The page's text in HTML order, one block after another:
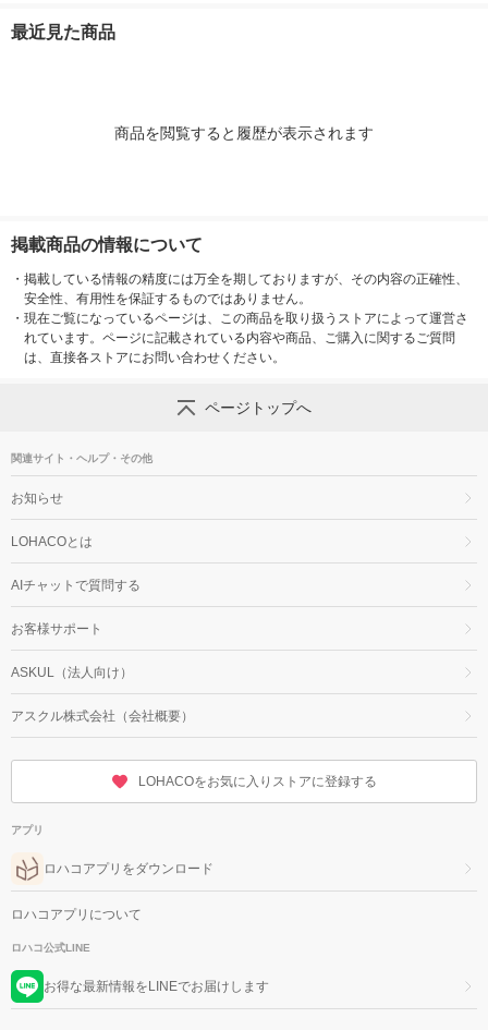
最近見た商品
商品を閲覧すると履歴が表示されます
掲載商品の情報について
・ 掲載している情報の精度には万全を期しておりますが、その内容の正確性、
安全性、有用性を保証するものではありません。
・ 現在ご覧になっているページは、この商品を取り扱うストアによって運営さ
れています。ページに記載されている内容や商品、ご購入に関するご質問
は、直接各ストアにお問い合わせください。
ページトップへ
関連サイト・ヘルプ・その他
お知らせ
LOHACOとは
AIチャットで質問する
お客様サポート
ASKUL（法人向け）
アスクル株式会社（会社概要）
LOHACOをお気に入りストアに登録する
アプリ
ロハコアプリをダウンロード
ロハコアプリについて
ロハコ公式LINE
お得な最新情報をLINEでお届けします